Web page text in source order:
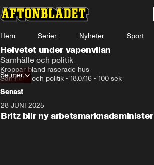
Hem Serier Nyheter Sport
Helvetet under vapenvilan
Samhälle och politik
Kroppar bland raserade hus
Samhälle och politik • 18.07.16 • 100 sek
Se mer
Senast
28 JUNI 2025
Britz blir ny arbetsmarknadsminister